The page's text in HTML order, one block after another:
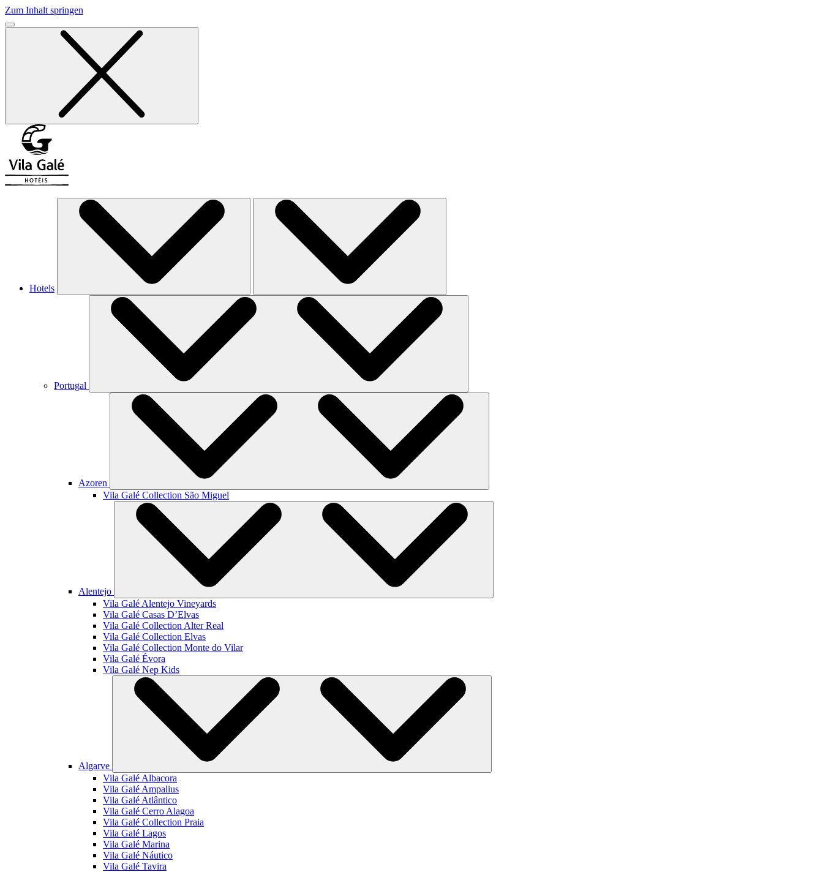
Zum Inhalt springen
Hotels
Portugal
Azoren
Vila Galé Collection São Miguel
Alentejo
Vila Galé Alentejo Vineyards
Vila Galé Casas D’Elvas
Vila Galé Collection Alter Real
Vila Galé Collection Elvas
Vila Galé Collection Monte do Vilar
Vila Galé Évora
Vila Galé Nep Kids
Algarve
Vila Galé Albacora
Vila Galé Ampalius
Vila Galé Atlântico
Vila Galé Cerro Alagoa
Vila Galé Collection Praia
Vila Galé Lagos
Vila Galé Marina
Vila Galé Náutico
Vila Galé Tavira